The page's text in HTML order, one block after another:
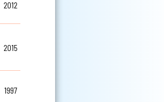
2012
2015
1997